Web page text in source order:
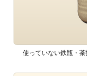
使っていない鉄瓶・茶